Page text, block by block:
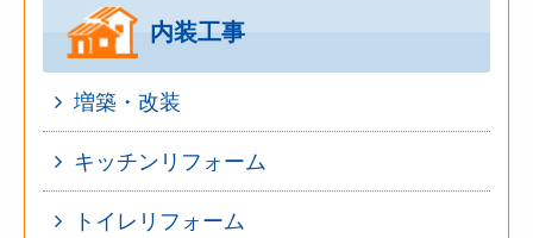
内装工事
増築・改装
キッチンリフォーム
トイレリフォーム